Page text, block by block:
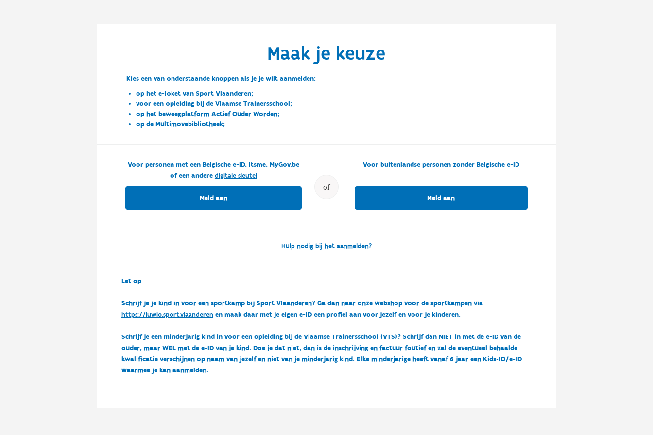
Maak je keuze
Kies een van onderstaande knoppen als je je wilt aanmelden:
op het e-loket van Sport Vlaanderen;
voor een opleiding bij de Vlaamse Trainersschool;
op het beweegplatform Actief Ouder Worden;
op de Multimovebibliotheek;
of
Voor personen met een Belgische e-ID, Itsme, MyGov.be
of een andere digitale sleutel
Meld aan
Voor buitenlandse personen zonder Belgische e-ID
Meld aan
Hulp nodig bij het aanmelden?
Let op
Schrijf je je kind in voor een sportkamp bij Sport Vlaanderen? Ga dan naar onze webshop voor de sportkampen via
https://luwio.sport.vlaanderenen maak daar met je eigen e-ID een profiel aan voor jezelf en voor je kinderen.
Schrijf je een minderjarig kind in voor een opleiding bij de Vlaamse Trainersschool (VTS)? Schrijf dan NIET in met de e-ID van de
ouder, maar WEL met de e-ID van je kind. Doe je dat niet, dan is de inschrijving en factuur foutief en zal de eventueel behaalde
kwalificatie verschijnen op naam van jezelf en niet van je minderjarig kind. Elke minderjarige heeft vanaf 6 jaar een Kids-ID/e-ID
waarmee je kan aanmelden.